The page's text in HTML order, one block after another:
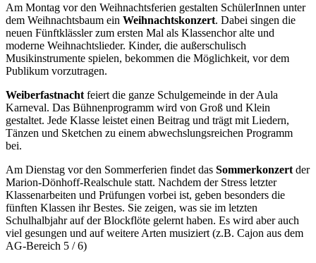
Am Montag vor den Weihnachtsferien gestalten SchülerInnen unter
dem Weihnachtsbaum ein Weihnachtskonzert. Dabei singen die
neuen Fünft­klässler zum ersten Mal als Klassenchor alte und
moderne Weihnachtslieder. Kinder, die außerschulisch
Musikinstrumente spielen, bekommen die Möglichkeit, vor dem
Publikum vorzutragen.
Weiberfastnacht feiert die ganze Schulgemeinde in der Aula
Karneval. Das Bühnenprogramm wird von Groß und Klein
gestaltet. Jede Klasse leistet einen Beitrag und trägt mit Liedern,
Tänzen und Sketchen zu einem abwechslungs­reichen Programm
bei.
Am Dienstag vor den Sommerferien findet das Sommerkonzert der
Marion-Dönhoff-Realschule statt. Nachdem der Stress letzter
Klassenarbeiten und Prüfungen vorbei ist, geben besonders die
fünften Klassen ihr Bestes. Sie zeigen, was sie im letzten
Schulhalbjahr auf der Blockflöte gelernt haben. Es wird aber auch
viel gesungen und auf weitere Arten musiziert (z.B. Cajon aus dem
AG-Bereich 5 / 6)